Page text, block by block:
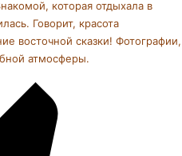
которая отдыхала в
Говорит, красота
восточной сказки! Фотографии,
атмосферы.